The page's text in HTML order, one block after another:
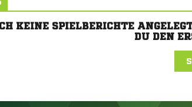
KEINE SPIELBERICHTE
DU DEN